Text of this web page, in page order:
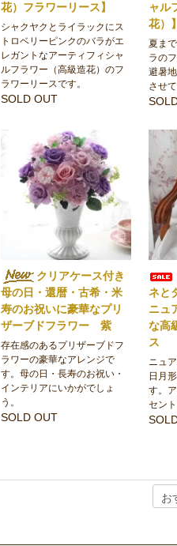
花）フラワーリース】
シャクヤクとライラックにス
トロベリーピンクのバラがエ
レガントなアーティフィシャ
ルフラワー（高級造花）のフ
ラワーリースです。
SOLD OUT
ャル
花）】
夏ま
ラの
避暑
させ
クリアケース付き
母の日・還暦・古希・米
寿のお祝いに豪華なプリ
ザーブドフラワー 紫
存在感のあるプリザーブドフ
ラワーの豪華なアレンジで
す。母の日・長寿のお祝い・
インテリアにいかがでしょ
う。
SOLD OUT
ネと
ニュ
な高
ス
ニュ
日月
す。
セント